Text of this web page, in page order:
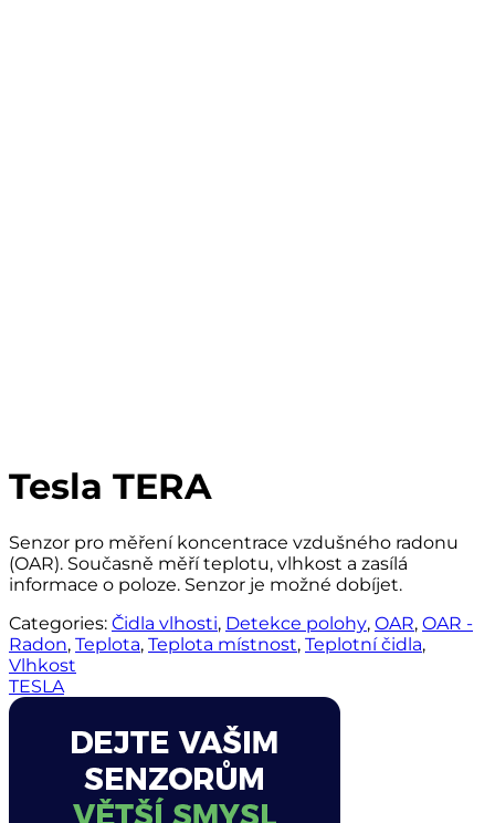
Tesla TERA
Senzor pro měření koncentrace vzdušného radonu
(OAR). Současně měří teplotu, vlhkost a zasílá
informace o poloze. Senzor je možné dobíjet.
Categories: Čidla vlhosti, Detekce polohy, OAR, OAR -
Radon, Teplota, Teplota místnost, Teplotní čidla,
Vlhkost
TESLA